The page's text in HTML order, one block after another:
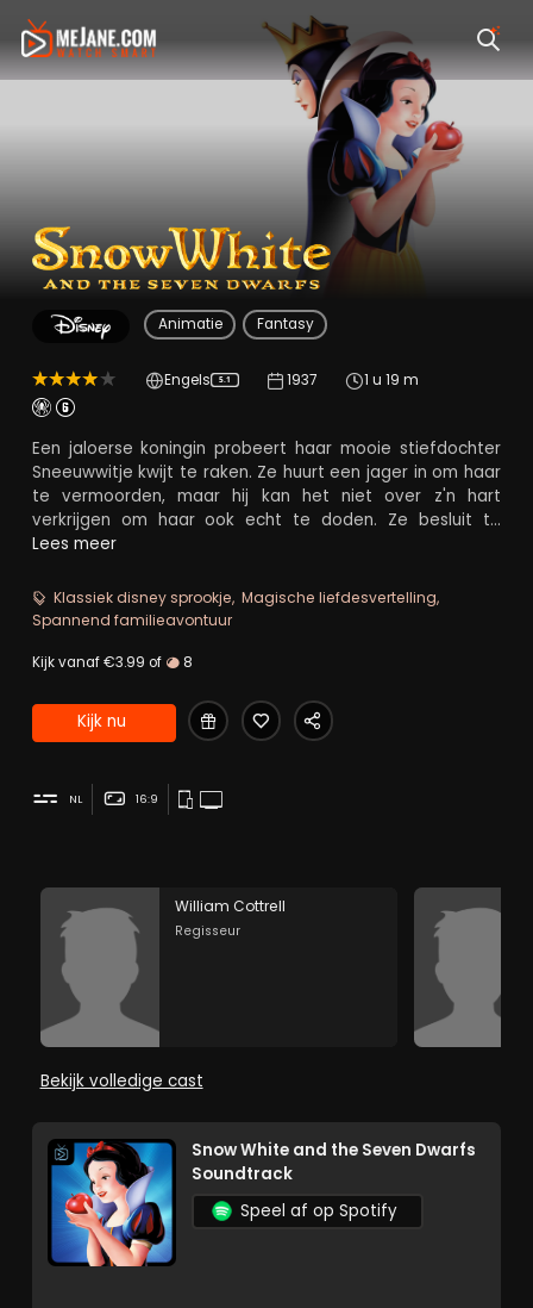
Snow White and
Animatie Fantasy
Engels 5.1 1937 1 u 19 m
Een jaloerse koningin probeert haar mooie stiefdochter
Sneeuwwitje kwijt te raken. Ze huurt een jager in om haar
te vermoorden, maar hij kan het niet over z'n hart
verkrijgen om haar ook echt te doden. Ze besluit te
schuilen bij zeven dwergen in hun huisje in de bossen. De
haar stiefdochter alsnog om te brengen.
Lees meer
Klassiek disney sprookje Magische liefdesvertelling
Spannend familieavontuur
Kijk vanaf €3.99 of 8
Kijk nu
NL 16:9
William Cottrell
Regisseur
Bekijk volledige cast
Snow White and the Seven Dwarfs
Soundtrack
Speel af op Spotify